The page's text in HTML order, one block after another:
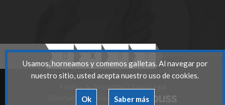
Usamos, horneamos y comemos galletas. Al navegar por
nuestro sitio, usted acepta nuestro uso de cookies.
Ok Saber más
Diseñado y Posicionado por